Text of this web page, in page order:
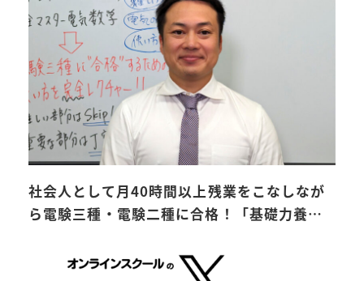
社会人として月40時間以上残業をこなしなが
ら電験三種・電験二種に合格！「基礎力養…